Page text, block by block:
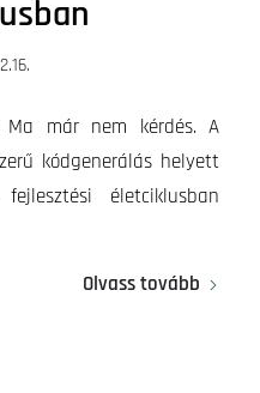
Ma már nem kérdés. A
kódgenerálás helyett
életciklusban
Olvass tovább